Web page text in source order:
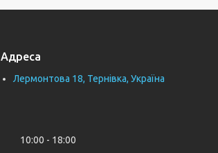
Адреса
Лермонтова 18, Тернівка, Україна
10:00
18:00